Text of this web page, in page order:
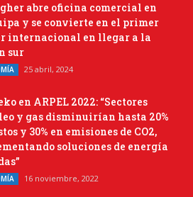
abre oficina comercial en
y se convierte en el primer
internacional en llegar a la
sur
25 abril, 2024
en ARPEL 2022: “Sectores
y gas disminuirían hasta 20%
y 30% en emisiones de CO2,
soluciones de energía
16 noviembre, 2022